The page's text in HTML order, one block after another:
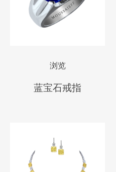
浏览
蓝宝石戒指